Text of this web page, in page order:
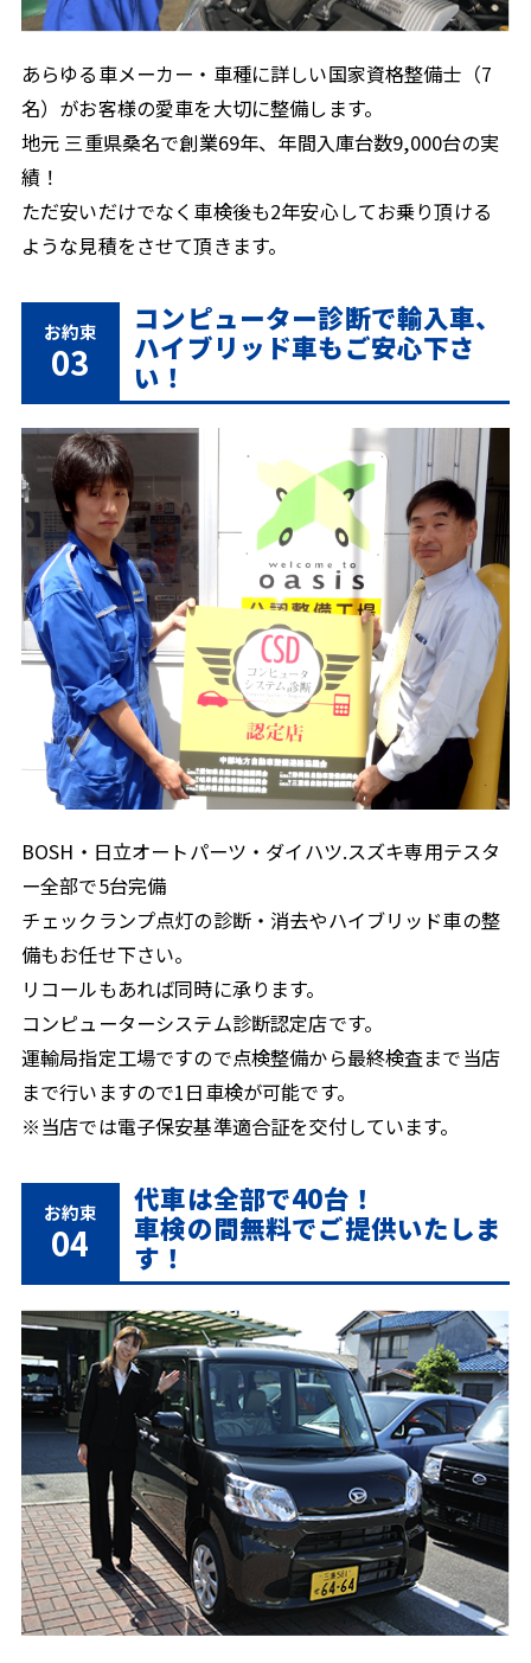
あらゆる車メーカー・車種に詳しい国家資格整備士（7
名）がお客様の愛車を大切に整備します。
地元 三重県桑名で創業69年、年間入庫台数9,000台の実
績！
ただ安いだけでなく車検後も2年安心してお乗り頂ける
ような見積をさせて頂きます。
お約束
03
コンピューター診断で輸入車、
ハイブリッド車もご安心下さ
い！
BOSH・日立オートパーツ・ダイハツ.スズキ専用テスタ
ー全部で5台完備
チェックランプ点灯の診断・消去やハイブリッド車の整
備もお任せ下さい。
リコールもあれば同時に承ります。
コンピューターシステム診断認定店です。
運輸局指定工場ですので点検整備から最終検査まで当店
まで行いますので1日車検が可能です。
※当店では電子保安基準適合証を交付しています。
お約束
04
代車は全部で40台！
車検の間無料でご提供いたしま
す！